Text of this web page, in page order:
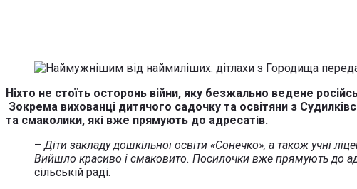
Ніхто не стоїть осторонь війни, яку безжально ведене
Зокрема вихованці дитячого садочку та освітяни з
та смаколики, які вже прямують до адресатів.
–Діти закладу дошкільної освіти «Сонечко», а також учні
Вийшло красиво і смаковито. Посилочки вже прямують до
сільській раді.